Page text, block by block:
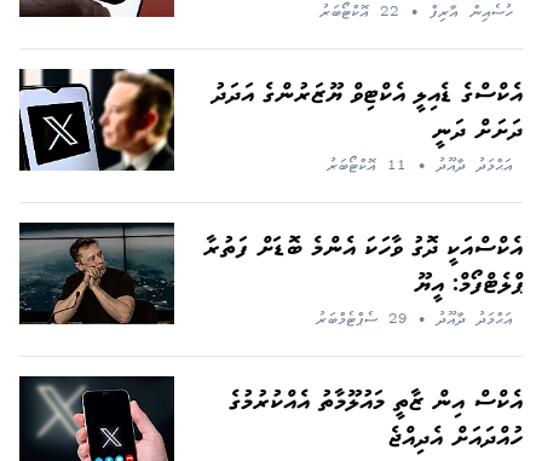
ހުސެއިން އާރިފް •
އެކްސްގެ ޑެއިލީ އެކްޓިވް ޔޫޒަރުންގެ އަދަދު
ދަށަށް ދަނީ
އަޙްމަދު ދާއޫދު •
އެކްސްއަކީ ދޮގު ވާހަކަ އެންމެ ބޮޑަށް ފަތުރާ
ޕްލެޓްފޯމް: އީޔޫ
އަޙްމަދު ދާއޫދު •
އެކްސް އިން ޒާތީ މައުލޫމާތު އެއްކުރުމުގެ
ހުއްދައަށް އެދިއްޖެ